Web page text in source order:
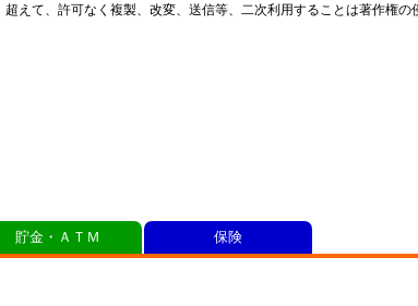
超えて、許可なく複製、改変、送信等、二次利用することは著作権の
貯金・ＡＴＭ 保険